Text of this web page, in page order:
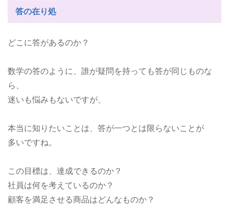
答の在り処
どこに答があるのか？
数学の答のように、誰が疑問を持っても答が同じものな
ら、
迷いも悩みもないですが、
本当に知りたいことは、答が一つとは限らないことが
多いですね。
この目標は、達成できるのか？
社員は何を考えているのか？
顧客を満足させる商品はどんなものか？